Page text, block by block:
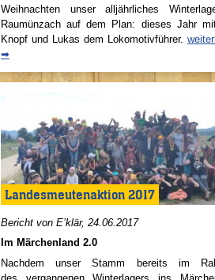
Weihnachten unser alljährliches
Raumünzach auf dem Plan: dieses Jahr
Knopf und Lukas dem Lokomotivführer.
➡
Landesmeutenaktion 2017
Bericht von E’klär, 24.06.2017
Im Märchenland 2.0
Nachdem unser Stamm bereits im